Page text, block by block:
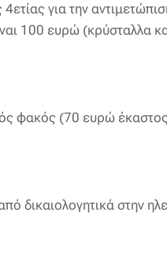
για την
100 ευρώ (κρύσταλλα
φακός (70 ευρώ
δικαιολογητικά στην